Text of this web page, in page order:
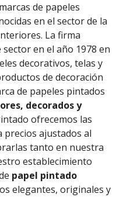
de papeles
en el sector de la
La firma
en el año 1978 en
decorativos, telas y
de decoración
de papeles pintados
decorados y
ofrecemos las
precios ajustados al
tanto en nuestra
establecimiento
papel pintado
elegantes, originales y